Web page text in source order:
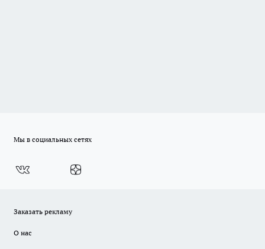
Мы в социальных сетях
Заказать рекламу
О нас